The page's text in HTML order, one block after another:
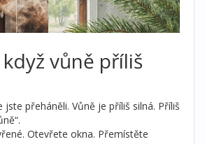
vůně příliš
jste přeháněli. Vůně je příliš silná. Příliš
Otevřete okna. Přemístěte